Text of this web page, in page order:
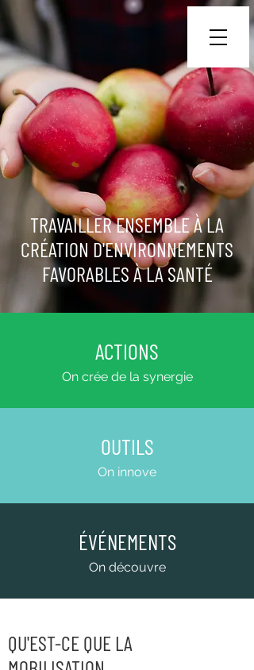
TRAVAILLER ENSEMBLE À LA
CRÉATION D'ENVIRONNEMENTS
FAVORABLES À LA SANTÉ
ACTIONS
On crée de la synergie
OUTILS
On innove
ÉVÉNEMENTS
On découvre
QU'EST-CE QUE LA